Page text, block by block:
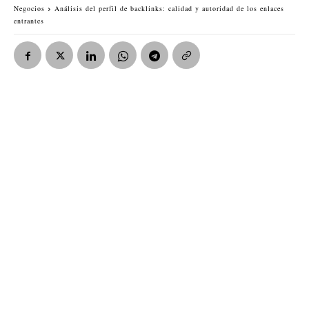
Negocios
Análisis del perfil de backlinks: calidad y autoridad de los enlaces
entrantes